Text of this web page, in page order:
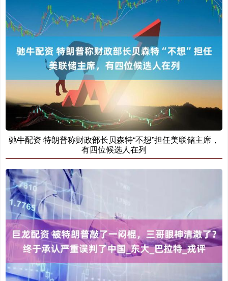
驰牛配资 特朗普称财政部长贝森特“不想”担任美联储主席，
有四位候选人在列